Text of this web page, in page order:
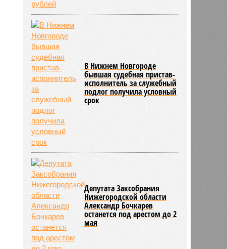
В Нижнем Новгороде
бывшая судебная пристав-
исполнитель за служебный
подлог получила условный
срок
Депутата Заксобрания
Нижегородской области
Александр Бочкарев
останется под арестом до 2
мая